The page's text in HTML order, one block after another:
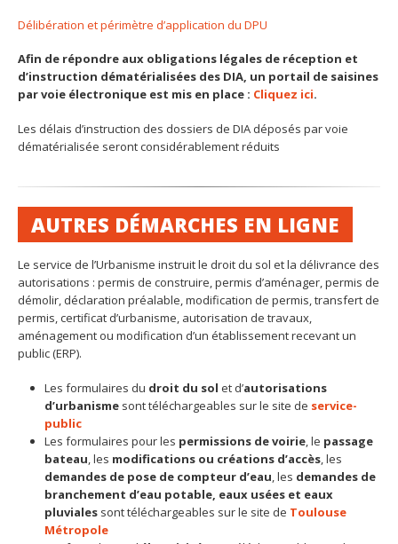
Délibération et périmètre d’application du DPU
Afin de répondre aux obligations légales de réception et
d’instruction dématérialisées des DIA, un portail de saisines
par voie électronique est mis en place : Cliquez ici.
Les délais d’instruction des dossiers de DIA déposés par voie
dématérialisée seront considérablement réduits
AUTRES DÉMARCHES EN LIGNE
Le service de l’Urbanisme instruit le droit du sol et la délivrance des
autorisations : permis de construire, permis d’aménager, permis de
démolir, déclaration préalable, modification de permis, transfert de
permis, certificat d’urbanisme, autorisation de travaux,
aménagement ou modification d’un établissement recevant un
public (ERP).
Les formulaires du droit du sol et d’autorisations
d’urbanisme sont téléchargeables sur le site de service-
public
Les formulaires pour les permissions de voirie, le passage
bateau, les modifications ou créations d’accès, les
demandes de pose de compteur d’eau, les demandes de
branchement d’eau potable, eaux usées et eaux
pluvialessont téléchargeables sur le site de Toulouse
Métropole